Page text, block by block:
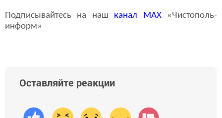
Подписывайтесь на наш канал MAX«Чистополь-
информ»
Оставляйте реакции